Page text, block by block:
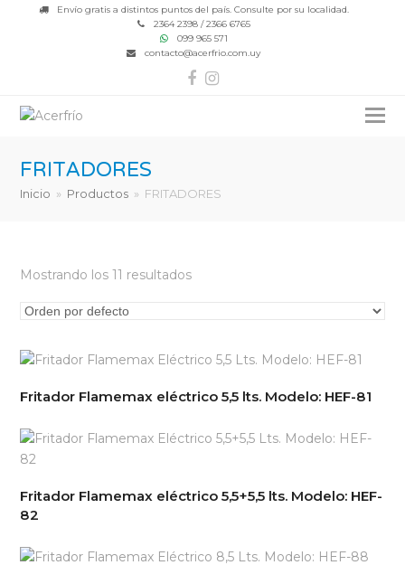
Envío gratis a distintos puntos del país. Consulte por su localidad.
2364 2398 / 2366 6765
099 965 571
contacto@acerfrio.com.uy
Facebook
Instagram
FRITADORES
Inicio » Productos » FRITADORES
Mostrando los 11 resultados
Fritador Flamemax eléctrico 5,5 lts. Modelo: HEF-81
Fritador Flamemax eléctrico 5,5+5,5 lts. Modelo: HEF-
82